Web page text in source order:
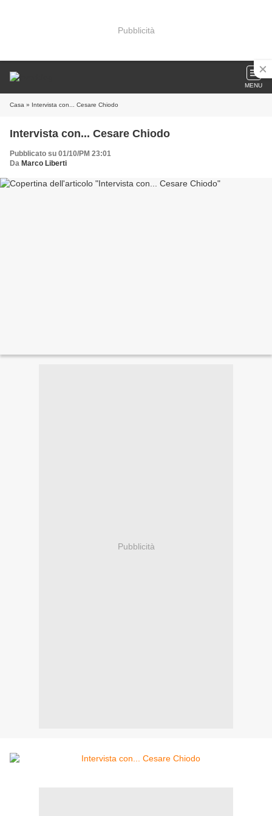
Pubblicità
MENU
Casa » Intervista con... Cesare Chiodo
Intervista con... Cesare Chiodo
Pubblicato su 01/10/PM 23:01
Da Marco Liberti
Pubblicità